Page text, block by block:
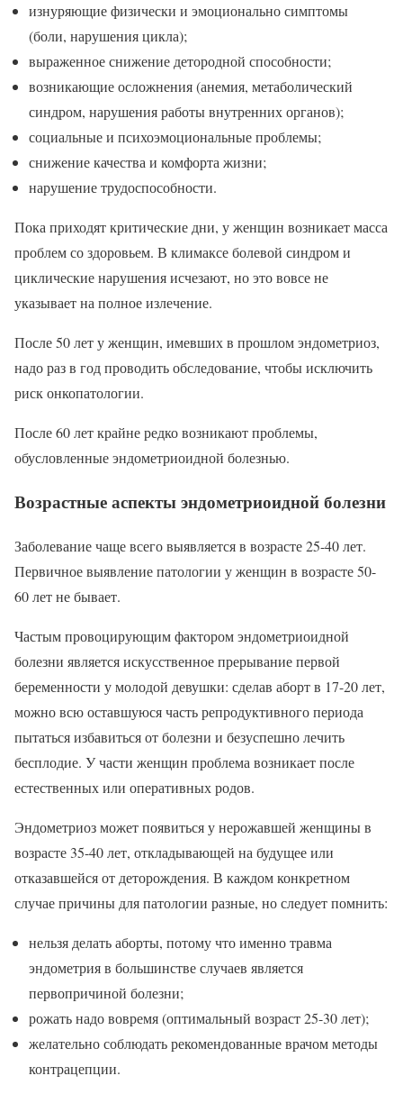
изнуряющие физически и эмоционально симптомы
(боли, нарушения цикла);
выраженное снижение детородной способности;
возникающие осложнения (анемия, метаболический
синдром, нарушения работы внутренних органов);
социальные и психоэмоциональные проблемы;
снижение качества и комфорта жизни;
нарушение трудоспособности.
Пока приходят критические дни, у женщин возникает масса
проблем со здоровьем. В климаксе болевой синдром и
циклические нарушения исчезают, но это вовсе не
указывает на полное излечение.
После 50 лет у женщин, имевших в прошлом эндометриоз,
надо раз в год проводить обследование, чтобы исключить
риск онкопатологии.
После 60 лет крайне редко возникают проблемы,
обусловленные эндометриоидной болезнью.
Возрастные аспекты эндометриоидной болезни
Заболевание чаще всего выявляется в возрасте 25-40 лет.
Первичное выявление патологии у женщин в возрасте 50-
60 лет не бывает.
Частым провоцирующим фактором эндометриоидной
болезни является искусственное прерывание первой
беременности у молодой девушки: сделав аборт в 17-20 лет,
можно всю оставшуюся часть репродуктивного периода
пытаться избавиться от болезни и безуспешно лечить
бесплодие. У части женщин проблема возникает после
естественных или оперативных родов.
Эндометриоз может появиться у нерожавшей женщины в
возрасте 35-40 лет, откладывающей на будущее или
отказавшейся от деторождения. В каждом конкретном
случае причины для патологии разные, но следует помнить:
нельзя делать аборты, потому что именно травма
эндометрия в большинстве случаев является
первопричиной болезни;
рожать надо вовремя (оптимальный возраст 25-30 лет);
желательно соблюдать рекомендованные врачом методы
контрацепции.